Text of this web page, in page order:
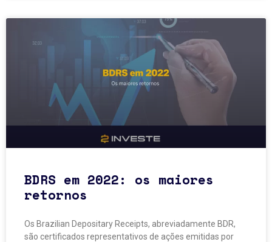
BDRS em 2022: os maiores
retornos
Os Brazilian Depositary Receipts, abreviadamente BDR,
são certificados representativos de ações emitidas por